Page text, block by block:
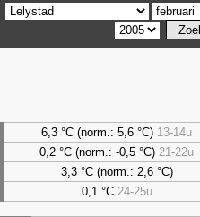
6,3 °C (norm.: 5,6 °C) 13-14u
0,2 °C (norm.: -0,5 °C) 21-22u
3,3 °C (norm.: 2,6 °C)
0,1 °C 24-25u